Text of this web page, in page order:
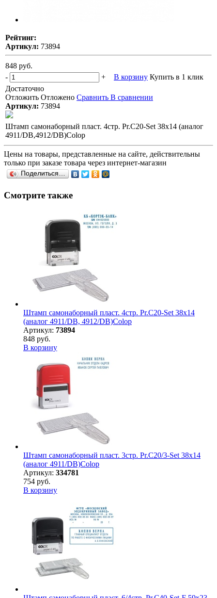
Рейтинг:
Артикул: 73894
848 руб.
-
+ В корзину Купить в 1 клик
Достаточно
Отложить Отложено Сравнить В сравнении
Артикул: 73894
Штамп самонаборный пласт. 4стр. Pr.C20-Set 38х14 (аналог
4911/DB,4912/DB)Colop
Цены на товары, представленные на сайте, действительны
только при заказе товара через интернет-магазин
Поделиться…
Смотрите также
Штамп самонаборный пласт. 4стр. Pr.C20-Set 38х14
(аналог 4911/DB, 4912/DB)Colop
Артикул: 73894
848 руб.
В корзину
Штамп самонаборный пласт. 3стр. Pr.C20/3-Set 38х14
(аналог 4911/DB)Colop
Артикул: 334781
754 руб.
В корзину